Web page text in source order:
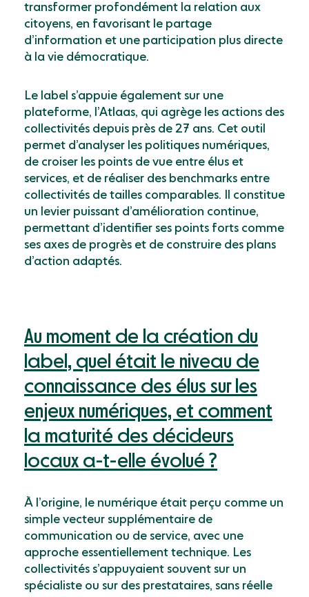
transformer profondément la relation aux
citoyens, en favorisant le partage
d’information et une participation plus directe
à la vie démocratique.
Le label s’appuie également sur une
plateforme, l’Atlaas, qui agrège les actions des
collectivités depuis près de 27 ans. Cet outil
permet d’analyser les politiques numériques,
de croiser les points de vue entre élus et
services, et de réaliser des benchmarks entre
collectivités de tailles comparables. Il constitue
un levier puissant d’amélioration continue,
permettant d’identifier ses points forts comme
ses axes de progrès et de construire des plans
d’action adaptés.
Au moment de la création du
label, quel était le niveau de
connaissance des élus sur les
enjeux numériques, et comment
la maturité des décideurs
locaux a-t-elle évolué ?
À l’origine, le numérique était perçu comme un
simple vecteur supplémentaire de
communication ou de service, avec une
approche essentiellement technique. Les
collectivités s’appuyaient souvent sur un
spécialiste ou sur des prestataires, sans réelle